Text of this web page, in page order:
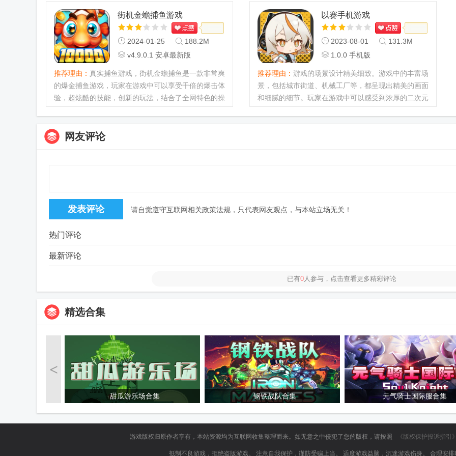
街机金蟾捕鱼游戏
2024-01-25
188.2M
v4.9.0.1 安卓最新版
推荐理由： 真实捕鱼游戏，街机金蟾捕鱼是一款非常爽
的爆金捕鱼游戏，玩家在游戏中可以享受千倍的爆击体
验，超炫酷的技能，创新的玩法，结合了全网特色的操
以赛手机游戏
2023-08-01
131.3M
1.0.0 手机版
推荐理由： 游戏的场景设计精美细致。游戏中的丰富场
景，包括城市街道、机械工厂等，都呈现出精美的画面
和细腻的细节。玩家在游戏中可以感受到浓厚的二次元
网友评论
请自觉遵守互联网相关政策法规，只代表网友观点，与本站立场无关！
热门评论
最新评论
已有0人参与，点击查看更多精彩评论
精选合集
<
甜瓜游乐场合集 钢铁战队合集 元气骑士国际服合集
游戏版权归原作者享有，本站资源均为互联网收集整理而来。如无意之中侵犯了您的版权，请按照 《版权保护投诉指引》
抵制不良游戏，拒绝盗版游戏。 注意自我保护，谨防受骗上当。 适度游戏益脑，沉迷游戏伤身。 合理安排